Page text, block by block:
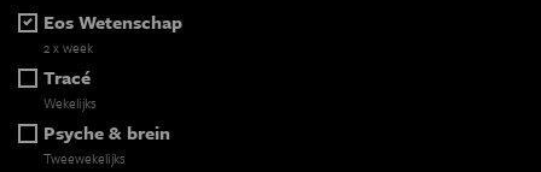
Eos Wetenschap
2 x week
Tracé
Wekelijks
Psyche & brein
Tweewekelijks